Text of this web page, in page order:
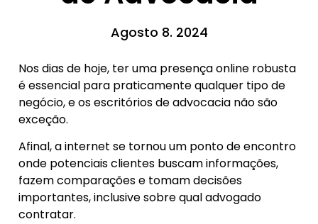
Agosto 8. 2024
Nos dias de hoje, ter uma presença online robusta
é essencial para praticamente qualquer tipo de
negócio, e os escritórios de advocacia não são
exceção.
Afinal, a internet se tornou um ponto de encontro
onde potenciais clientes buscam informações,
fazem comparações e tomam decisões
importantes, inclusive sobre qual advogado
contratar.